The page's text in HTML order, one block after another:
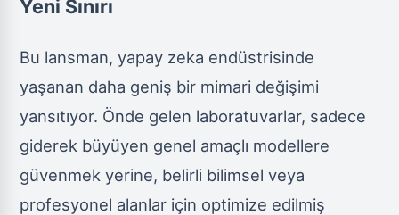
Yeni Sınırı
Bu lansman, yapay zeka endüstrisinde
yaşanan daha geniş bir mimari değişimi
yansıtıyor. Önde gelen laboratuvarlar, sadece
giderek büyüyen genel amaçlı modellere
güvenmek yerine, belirli bilimsel veya
profesyonel alanlar için optimize edilmiş